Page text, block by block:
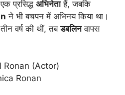
एक प्रसिद्ध अभिनेताहैं, जबकि
ने भी बचपन में अभिनय किया था।
वर्ष की थीं, तबडबलिनवापस
Ronan (Actor)
Ronan